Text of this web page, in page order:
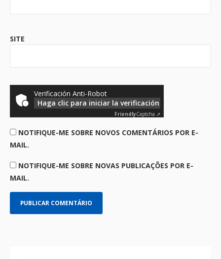
SITE
Verificación Anti-Robot
Haga clic para iniciar la verificación
FriendlyCaptcha ⇗
NOTIFIQUE-ME SOBRE NOVOS COMENTÁRIOS POR E-
MAIL.
NOTIFIQUE-ME SOBRE NOVAS PUBLICAÇÕES POR E-
MAIL.